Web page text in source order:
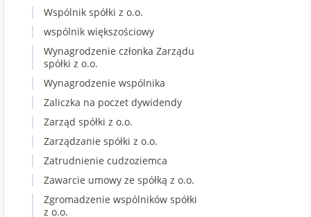
Wspólnik spółki z o.o.
wspólnik większościowy
Wynagrodzenie członka Zarządu
spółki z o.o.
Wynagrodzenie wspólnika
Zaliczka na poczet dywidendy
Zarząd spółki z o.o.
Zarządzanie spółki z o.o.
Zatrudnienie cudzoziemca
Zawarcie umowy ze spółką z o.o.
Zgromadzenie wspólników spółki
z o.o.